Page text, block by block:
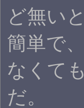
ど無い
簡単で
なくて
だ。